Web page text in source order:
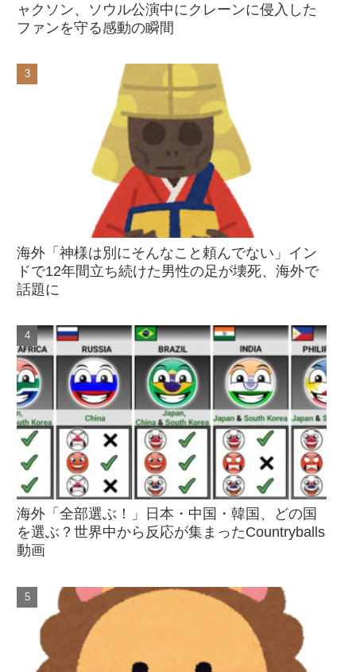
ャクソン、ソウル公演中にクレーンに侵入した
ファンを守る感動の瞬間
海外「神様は別にそんなこと頼んでない」イン
ドで12年間立ち続けた男性の足が壊死、海外で
話題に
海外「全部選ぶ！」日本・中国・韓国、どの国
を選ぶ？世界中から反応が集まったCountryballs
動画